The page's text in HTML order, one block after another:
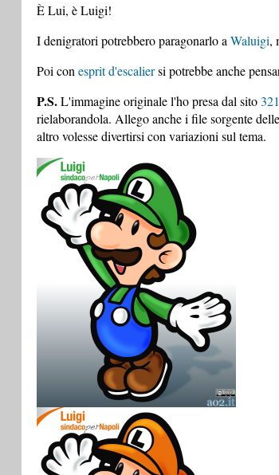
È Lui, è Luigi!
I denigratori potrebbero paragonarlo aWaluigi,
Poi conesprit d'escaliersi potrebbe anche
P.S.L'immagine originale l'ho presa dal sito
rielaborandola. Allego anche i file sorgente
altro volesse divertirsi con variazioni sul tema.